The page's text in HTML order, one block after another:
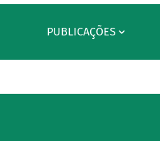
PUBLICAÇÕES